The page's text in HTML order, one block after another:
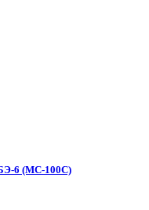
6 (МС-100С)